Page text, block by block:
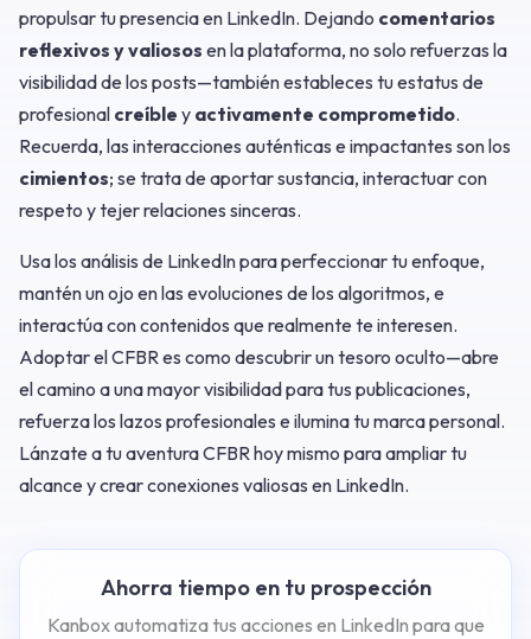
propulsar tu presencia en LinkedIn. Dejando comentarios
reflexivos y valiosos en la plataforma, no solo refuerzas la
visibilidad de los posts—también estableces tu estatus de
profesional creíble y activamente comprometido.
Recuerda, las interacciones auténticas e impactantes son los
cimientos; se trata de aportar sustancia, interactuar con
respeto y tejer relaciones sinceras.
Usa los análisis de LinkedIn para perfeccionar tu enfoque,
mantén un ojo en las evoluciones de los algoritmos, e
interactúa con contenidos que realmente te interesen.
Adoptar el CFBR es como descubrir un tesoro oculto—abre
el camino a una mayor visibilidad para tus publicaciones,
refuerza los lazos profesionales e ilumina tu marca personal.
Lánzate a tu aventura CFBR hoy mismo para ampliar tu
alcance y crear conexiones valiosas en LinkedIn.
Ahorra tiempo en tu prospección
Kanbox automatiza tus acciones en LinkedIn para que